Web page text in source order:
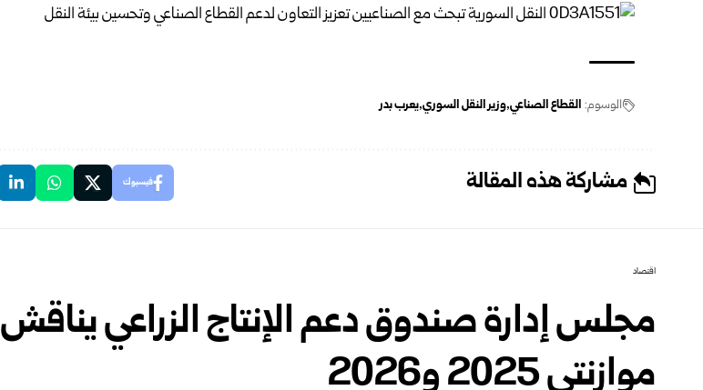
الوسوم: القطاع الصناعي وزير النقل السوري يعرب بدر
مشاركة هذه المقالة فيسبوك
اقتصاد
مجلس إدارة صندوق دعم الإنتاج الزراعي يناقش
موازنتي 2025 و2026